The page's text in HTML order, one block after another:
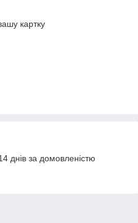
картку
днів за домовленістю